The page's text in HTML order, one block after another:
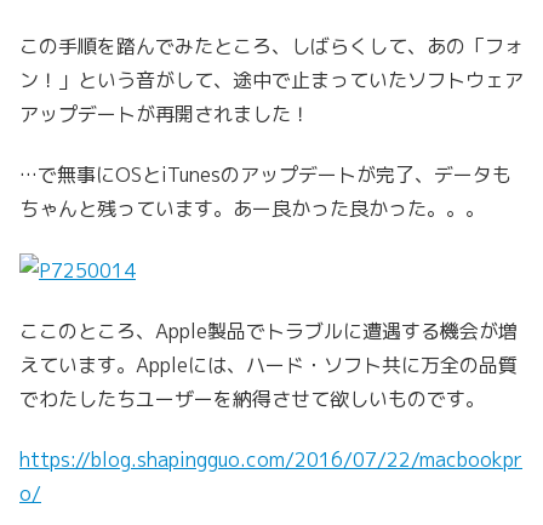
この手順を踏んでみたところ、しばらくして、あの「フォ
ン！」という音がして、途中で止まっていたソフトウェア
アップデートが再開されました！
…で無事にOSとiTunesのアップデートが完了、データも
ちゃんと残っています。あー良かった良かった。。。
ここのところ、Apple製品でトラブルに遭遇する機会が増
えています。Appleには、ハード・ソフト共に万全の品質
でわたしたちユーザーを納得させて欲しいものです。
https://blog.shapingguo.com/2016/07/22/macbookpr
o/